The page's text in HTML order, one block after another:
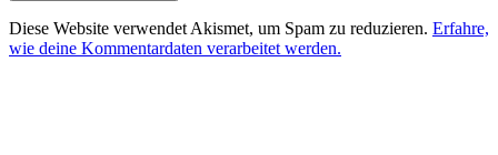
Diese Website verwendet Akismet, um Spam zu reduzieren. Erfahre,
wie deine Kommentardaten verarbeitet werden.